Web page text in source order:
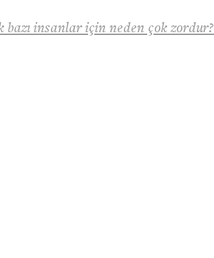
bazı insanlar için neden çok zordur?